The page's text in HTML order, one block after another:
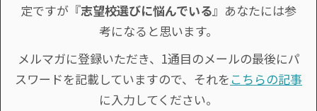
定ですが『志望校選びに悩んでいる』あなたには参
考になると思います。
メルマガに登録いただき、1通目のメールの最後にパ
スワードを記載していますので、それを こちらの記事
に入力してください。